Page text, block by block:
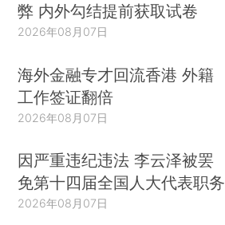
弊 内外勾结提前获取试卷
2026年08月07日
海外金融专才回流香港 外籍
工作签证翻倍
2026年08月07日
因严重违纪违法 李云泽被罢
免第十四届全国人大代表职务
2026年08月07日